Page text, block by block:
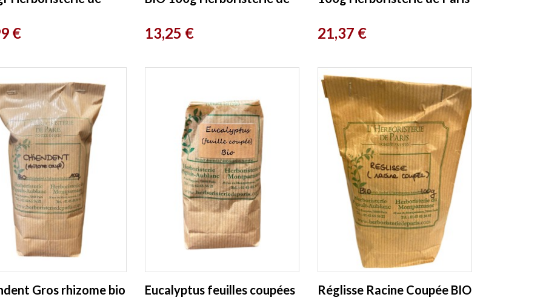
€ Prix
13,25 € Prix
21,37 €
Gros rhizome bio
Eucalyptus feuilles coupées
Réglisse Racine Coupée BIO